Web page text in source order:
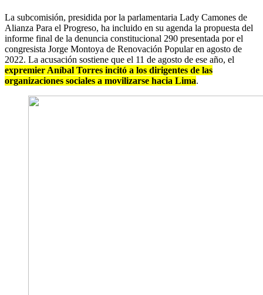
La subcomisión, presidida por la parlamentaria Lady Camones de
Alianza Para el Progreso, ha incluido en su agenda la propuesta del
informe final de la denuncia constitucional 290 presentada por el
congresista Jorge Montoya de Renovación Popular en agosto de
2022. La acusación sostiene que el 11 de agosto de ese año, el
expremier Aníbal Torres incitó a los dirigentes de las
organizaciones sociales a movilizarse hacia Lima.